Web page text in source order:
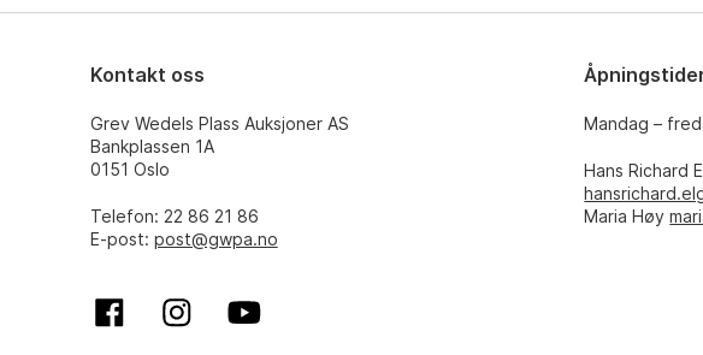
Kontakt oss
Grev Wedels Plass Auksjoner AS
Bankplassen 1A
0151 Oslo
Telefon: 22 86 21 86
E-post: post@gwpa.no
Mandag –
Hans Richard
Maria Høy